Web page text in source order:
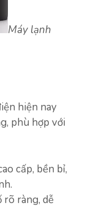
Máy lạnh
hiện nay
phù hợp với
cấp, bền bỉ,
rõ ràng, dễ